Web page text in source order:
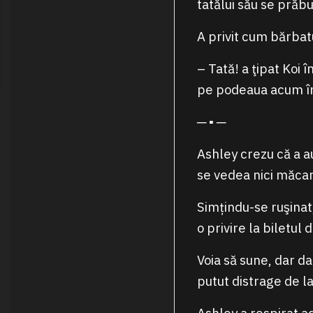
tatălui său se
A privit cum
– Tată! a ţipat Koi
pe podeaua acum
─ ▪ ─
Ashley crezu că a
se vedea nici
Simțindu-se
o privire la biletul
Voia să sune, dar
putut distrage de